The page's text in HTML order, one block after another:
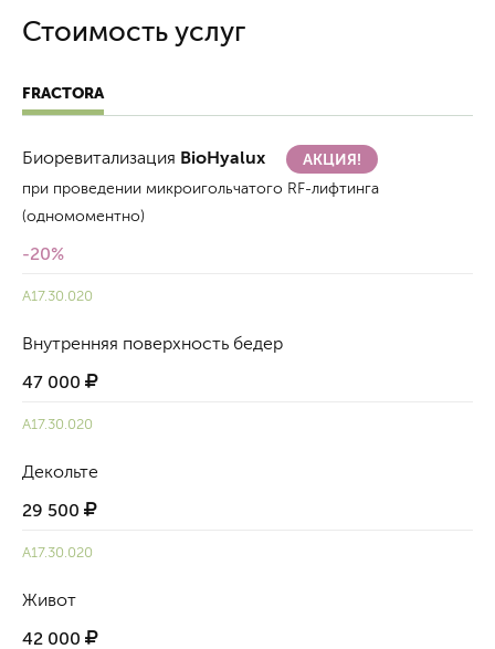
Стоимость услуг
FRACTORA
Биоревитализация BioHyalux АКЦИЯ!
при проведении микроигольчатого RF-лифтинга
(одномоментно)
-20%
A17.30.020
Внутренняя поверхность бедер
47 000
A17.30.020
Декольте
29 500
A17.30.020
Живот
42 000